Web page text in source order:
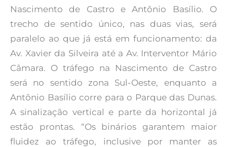
Nascimento de Castro e Antônio Basílio. O
trecho de sentido único, nas duas vias, será
paralelo ao que já está em funcionamento: da
Av. Xavier da Silveira até a Av. Interventor Mário
Câmara. O tráfego na Nascimento de Castro
será no sentido zona Sul-Oeste, enquanto a
Antônio Basílio corre para o Parque das Dunas.
A sinalização vertical e parte da horizontal já
estão prontas. “Os binários garantem maior
fluidez ao tráfego, inclusive por manter as